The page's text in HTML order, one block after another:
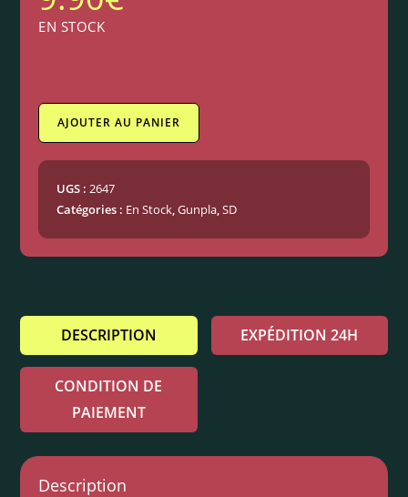
EN STOCK
AJOUTER AU PANIER
UGS : 2647
Catégories : En Stock ,Gunpla ,SD
DESCRIPTION EXPÉDITION 24H
CONDITION DE
PAIEMENT
Description